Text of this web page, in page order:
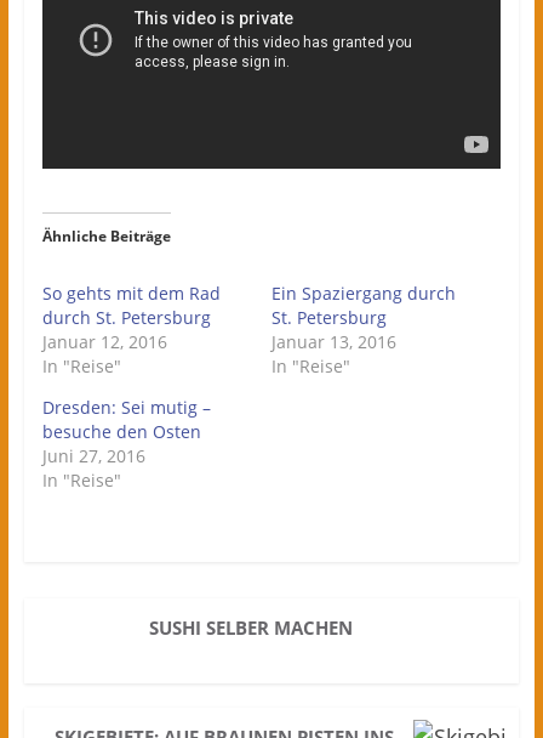
Ähnliche Beiträge
So gehts mit dem Rad
durch St. Petersburg
Januar 12, 2016
In "Reise"
Ein Spaziergang durch
St. Petersburg
Januar 13, 2016
In "Reise"
Dresden: Sei mutig –
besuche den Osten
Juni 27, 2016
In "Reise"
SUSHI SELBER MACHEN